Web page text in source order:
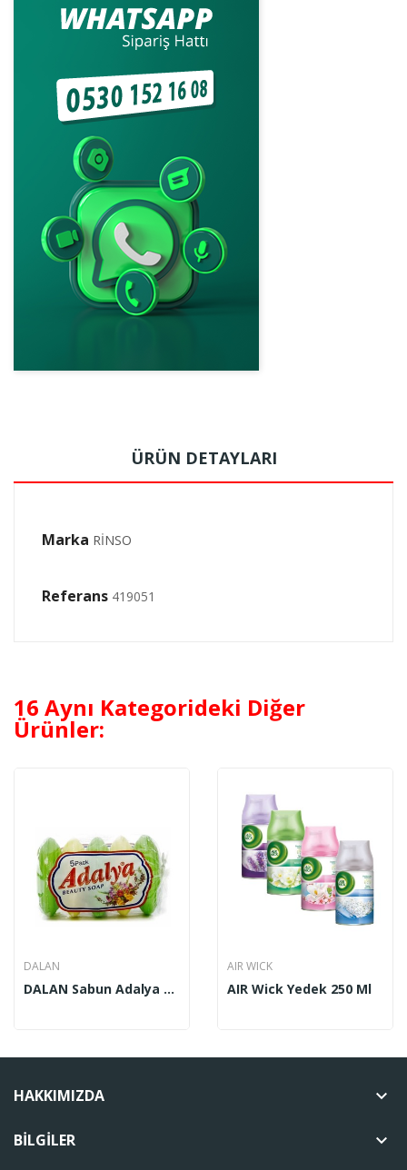
ÜRÜN DETAYLARI
Marka RİNSO
Referans 419051
16 Aynı Kategorideki Diğer
Ürünler:
DALAN
DALAN Sabun Adalya 5’li
AIR WICK
AIR Wick Yedek 250 Ml
HAKKIMIZDA keyboard_arrow_down
BILGILER keyboard_arrow_down